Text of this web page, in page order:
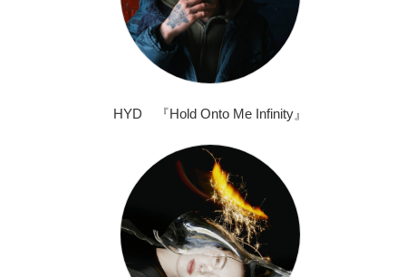
HYD 『Hold Onto Me Infinity』